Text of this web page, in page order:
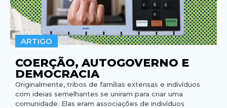
ARTIGO
COERÇÃO, AUTOGOVERNO E
DEMOCRACIA
Originalmente, tribos de famílias extensas e indivíduos
com ideias semelhantes se uniram para criar uma
comunidade. Elas eram associações de indivíduos